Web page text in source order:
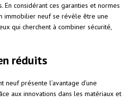
En considérant ces garanties et normes
immobilier neuf se révèle être une
qui cherchent à combiner sécurité,
réduits
neuf présente l’avantage d’une
aux innovations dans les matériaux et